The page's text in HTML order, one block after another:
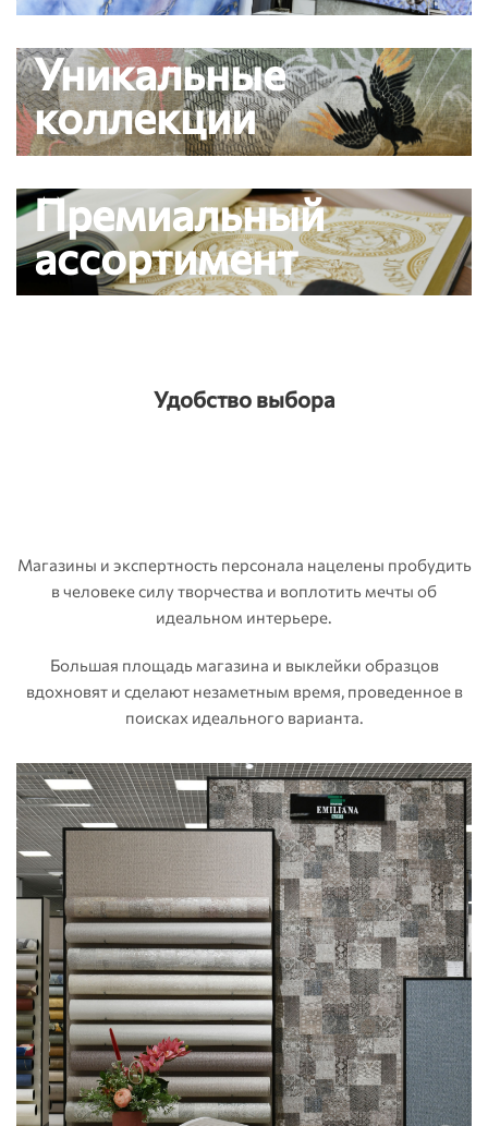
Уникальные
коллекции
Премиальный
ассортимент
Удобство выбора
Магазины и экспертность персонала нацелены пробудить
в человеке силу творчества и воплотить мечты об
идеальном интерьере.
Большая площадь магазина и выклейки образцов
вдохновят и сделают незаметным время, проведенное в
поисках идеального варианта.